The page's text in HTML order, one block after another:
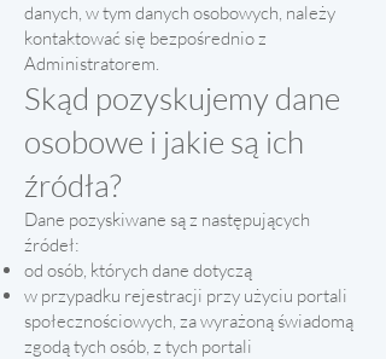
danych, w tym danych osobowych, należy
kontaktować się bezpośrednio z
Administratorem.
Skąd pozyskujemy dane
osobowe i jakie są ich
źródła?
Dane pozyskiwane są z następujących
źródeł:
od osób, których dane dotyczą
w przypadku rejestracji przy użyciu portali
społecznościowych, za wyrażoną świadomą
zgodą tych osób, z tych portali